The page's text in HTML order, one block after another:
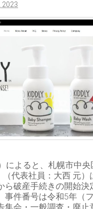
2023
によると、札幌市中
（代表社員：大西 元）
ら破産手続きの開始決
事件番号は令和5年（